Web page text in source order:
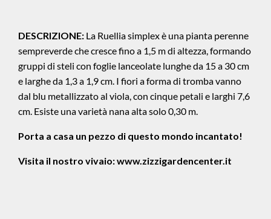
DESCRIZIONE: La Ruellia simplex è una pianta perenne
sempreverde che cresce fino a 1,5 m di altezza, formando
gruppi di steli con foglie lanceolate lunghe da 15 a 30 cm
e larghe da 1,3 a 1,9 cm. I fiori a forma di tromba vanno
dal blu metallizzato al viola, con cinque petali e larghi 7,6
cm. Esiste una varietà nana alta solo 0,30 m.
Porta a casa un pezzo di questo mondo incantato!
Visita il nostro vivaio:www.zizzigardencenter.it